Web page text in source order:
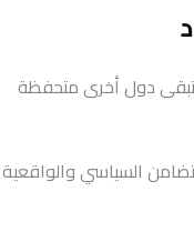
تبقى دول أخرى متحفظة
السياسي والواقعية